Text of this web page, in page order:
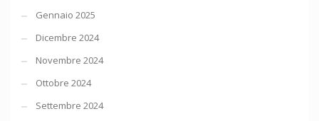
Gennaio 2025
Dicembre 2024
Novembre 2024
Ottobre 2024
Settembre 2024